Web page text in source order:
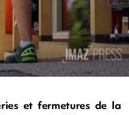
et fermetures de la